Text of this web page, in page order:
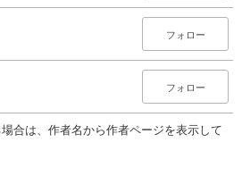
フォロー
フォロー
合は、作者名から作者ページを表示して